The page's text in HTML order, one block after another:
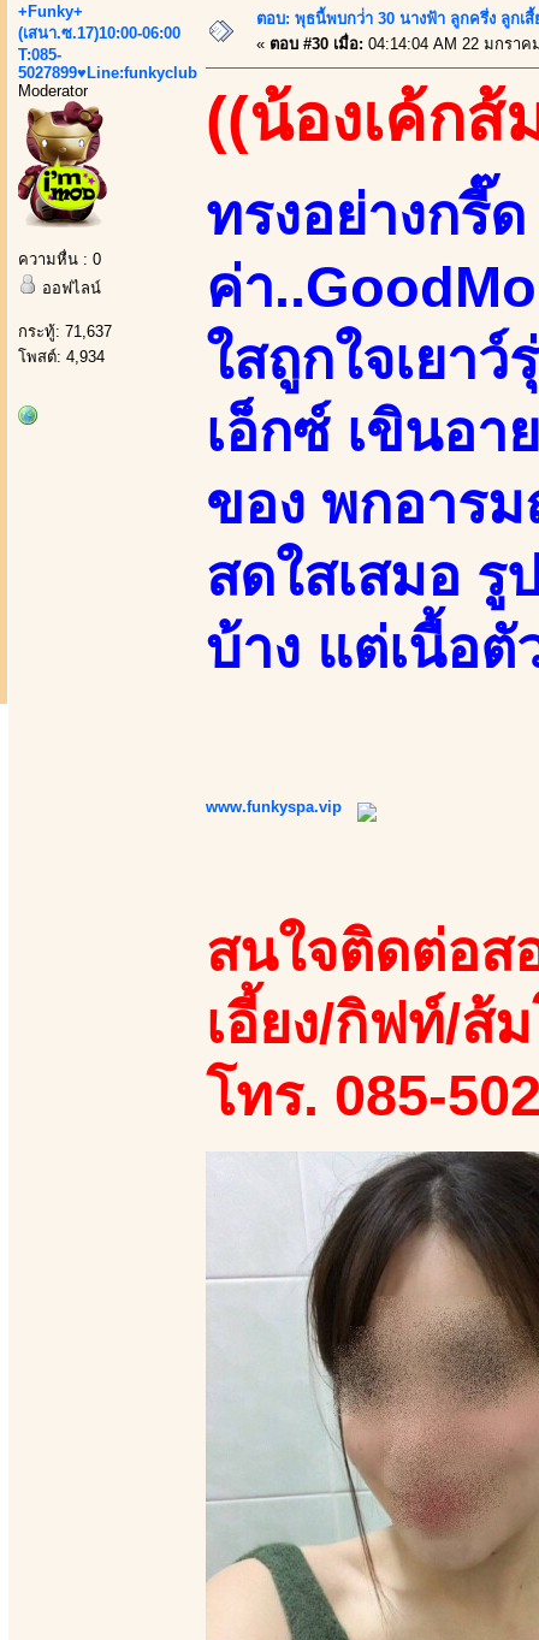
+Funky+
(เสนา.ซ.17)10:00-06:00
T:085-
5027899♥Line:funkyclub
Moderator
ความหื่น : 0
ออฟไลน์
กระทู้: 71,637
โพสต์: 4,934
ตอบ: พุธนี้พบกว่่า 30 นางฟ้า ลูกครึ่ง ลูกเ
« ตอบ #30 เมื่อ: 04:14:04 AM 22 มกราค
((น้องเค้กส้
ทรงอย่างกรี๊
ค่า
ใสถูกใจเยา
เอ็กซ์ เขินอ
ของ พกอาร
สดใสเสมอ
บ้าง แต่เนื้อตั
www.funkyspa.vip
สนใจติดต่อส
เอี้ยง/กิฟท์/ส้
โทร. 085-